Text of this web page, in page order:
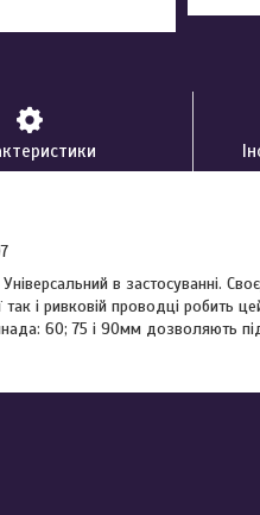
в застосуванні.
і ривковій проводці робить
60; 75 і 90мм дозволяють